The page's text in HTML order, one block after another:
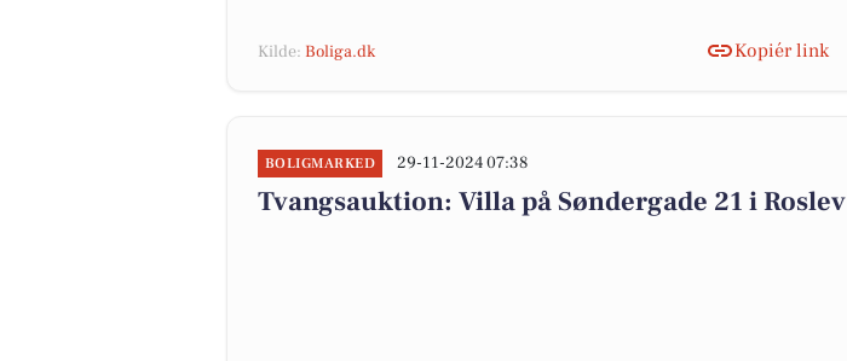
Kilde: Boliga.dk Kopiér link
BOLIGMARKED 29-11-2024 07:38
Tvangsauktion: Villa på Søndergade 21 i Roslev